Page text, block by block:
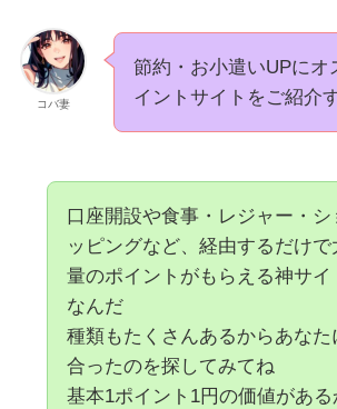
コバ妻
節約・お小遣いUPにオ
イントサイトをご紹介
口座開設や食事・レジャー・シ
ッピングなど、経由するだけで
量のポイントがもらえる神サイ
なんだ
種類もたくさんあるからあなた
合ったのを探してみてね
基本1ポイント1円の価値がある